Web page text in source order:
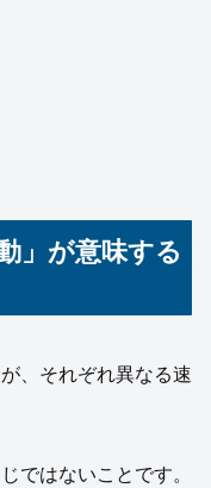
」が意味する
、それぞれ異なる速
ではないことです。